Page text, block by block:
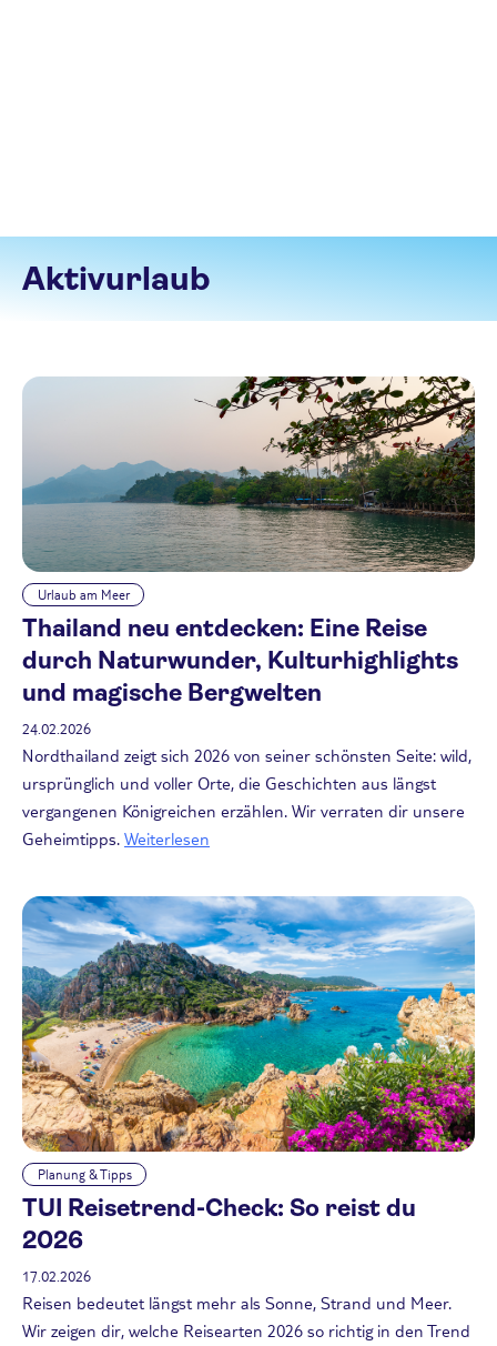
Aktivurlaub
Urlaub am Meer
Thailand neu entdecken: Eine Reise
durch Naturwunder, Kulturhighlights
und magische Bergwelten
24.02.2026
Nordthailand zeigt sich 2026 von seiner schönsten Seite: wild,
ursprünglich und voller Orte, die Geschichten aus längst
vergangenen Königreichen erzählen. Wir verraten dir unsere
Geheimtipps. Weiterlesen
Planung & Tipps
TUI Reisetrend-Check: So reist du
2026
17.02.2026
Reisen bedeutet längst mehr als Sonne, Strand und Meer.
Wir zeigen dir, welche Reisearten 2026 so richtig in den Trend